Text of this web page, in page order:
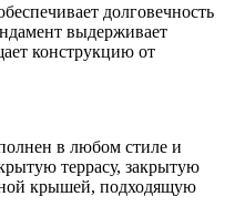
долговечность
выдерживает
конструкцию от
в любом стиле и
террасу, закрытую
крышей, подходящую